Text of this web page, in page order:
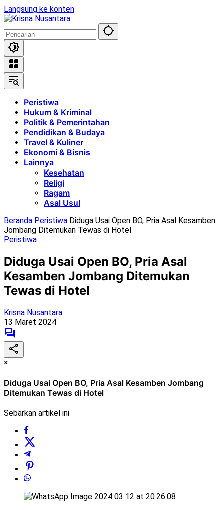
Langsung ke konten
Peristiwa
Hukum & Kriminal
Politik & Pemerintahan
Pendidikan & Budaya
Travel & Kuliner
Ekonomi & Bisnis
Lainnya
Kesehatan
Religi
Ragam
Asal Usul
Beranda Peristiwa Diduga Usai Open BO, Pria Asal Kesamben
Jombang Ditemukan Tewas di Hotel
Peristiwa
Diduga Usai Open BO, Pria Asal
Kesamben Jombang Ditemukan
Tewas di Hotel
Krisna Nusantara
13 Maret 2024
×
Diduga Usai Open BO, Pria Asal Kesamben Jombang
Ditemukan Tewas di Hotel
Sebarkan artikel ini